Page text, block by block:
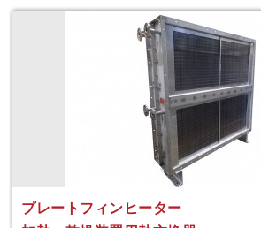
プレートフィンヒーター